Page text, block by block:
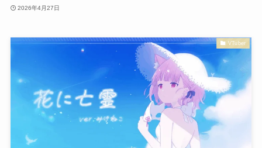
2026年4月27日
VTuber